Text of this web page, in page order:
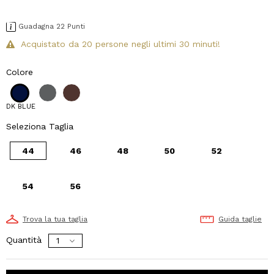
Guadagna 22 Punti
Acquistato da 20 persone negli ultimi 30 minuti!
Colore
DK BLUE
Seleziona Taglia
44 46 48 50 52
54 56
Trova la tua taglia Guida taglie
Quantità